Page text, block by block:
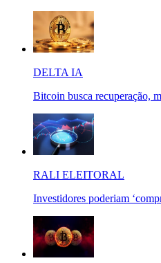
DELTA IA
Bitcoin busca recuperação,
RALI ELEITORAL
Investidores poderiam